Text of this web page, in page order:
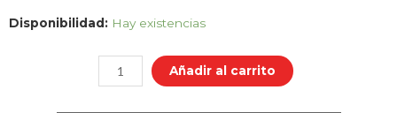
Disponibilidad: Hay existencias
SUNLU
Filamentos
FC01
Añadir al carrito